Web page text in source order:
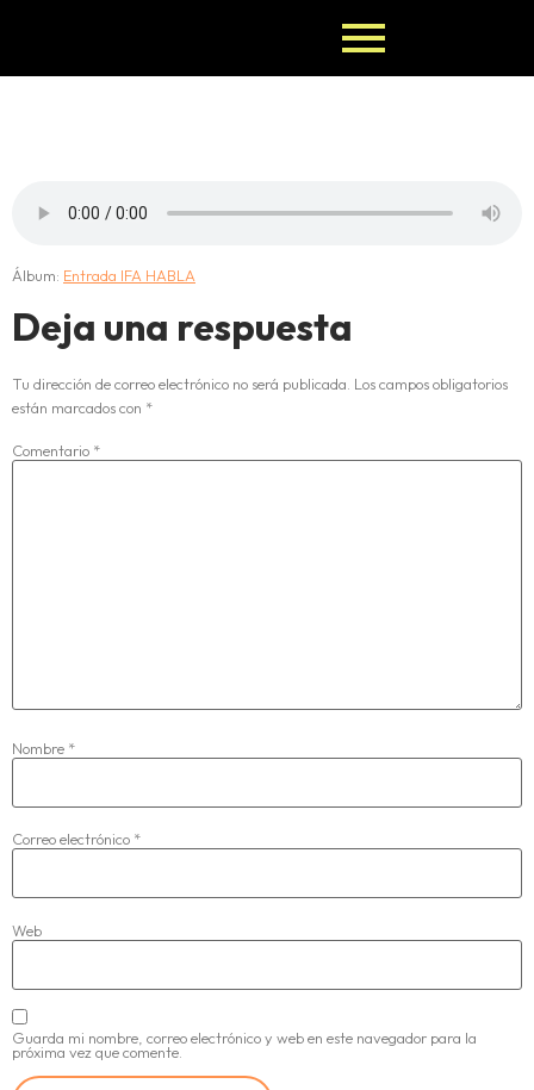
Álbum: Entrada IFA HABLA
Deja una respuesta
Tu dirección de correo electrónico no será publicada. Los campos obligatorios
están marcados con *
Comentario *
Nombre *
Correo electrónico *
Web
Guarda mi nombre, correo electrónico y web en este navegador para la
próxima vez que comente.